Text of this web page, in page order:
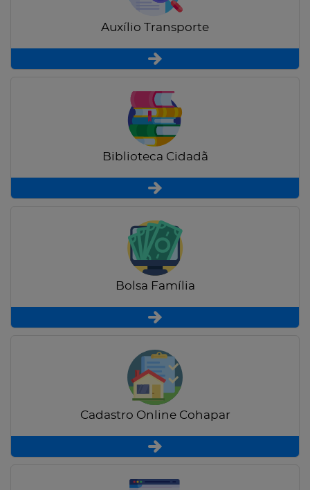
Auxílio Transporte
Biblioteca Cidadã
Bolsa Família
Cadastro Online Cohapar